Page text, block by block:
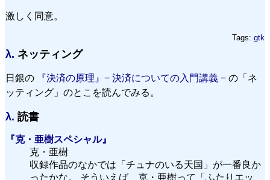
激しく同意。
Tags: gtk
λ. ネッティング
日銀の 『決済の原理』− 決済についての入門講義 − の「ネ
ッティング」のとこを読んでみる。
λ. 読書
『克・亜樹スペシャル』
克・亜樹
収録作品のなかでは「チュナのいる天国」が一番良か
ったかな。 そういえば、克・亜樹って「ふたりエッ